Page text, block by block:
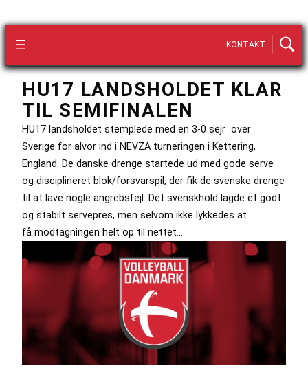
KONTAKT
HU17 LANDSHOLDET KLAR
TIL SEMIFINALEN
HU17 landsholdet stemplede med en 3-0 sejr over
Sverige for alvor ind i NEVZA turneringen i Kettering,
England. De danske drenge startede ud med gode serve
og disciplineret blok/forsvarspil, der fik de svenske drenge
til at lave nogle angrebsfejl. Det svenskhold lagde et godt
og stabilt servepres, men selvom ikke lykkedes at
få modtagningen helt op til nettet…